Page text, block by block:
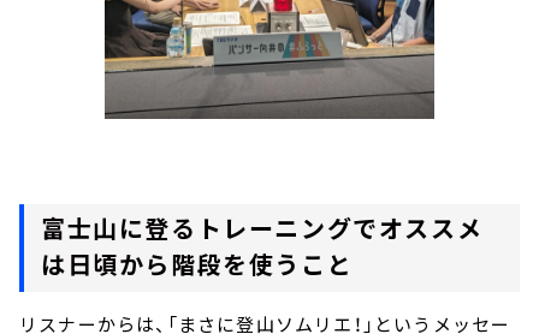
富士山に登るトレーニングでオススメ
は日頃から階段を使うこと
リスナーからは、「まさに登山ソムリエ！」というメッセー